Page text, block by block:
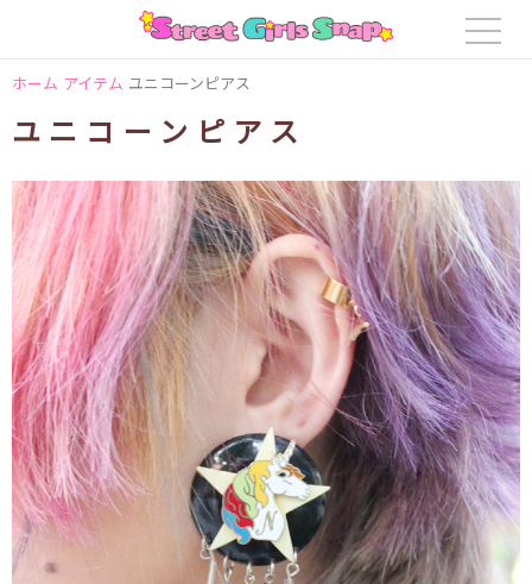
ホーム アイテム ユニコーンピアス
ユニコーンピアス